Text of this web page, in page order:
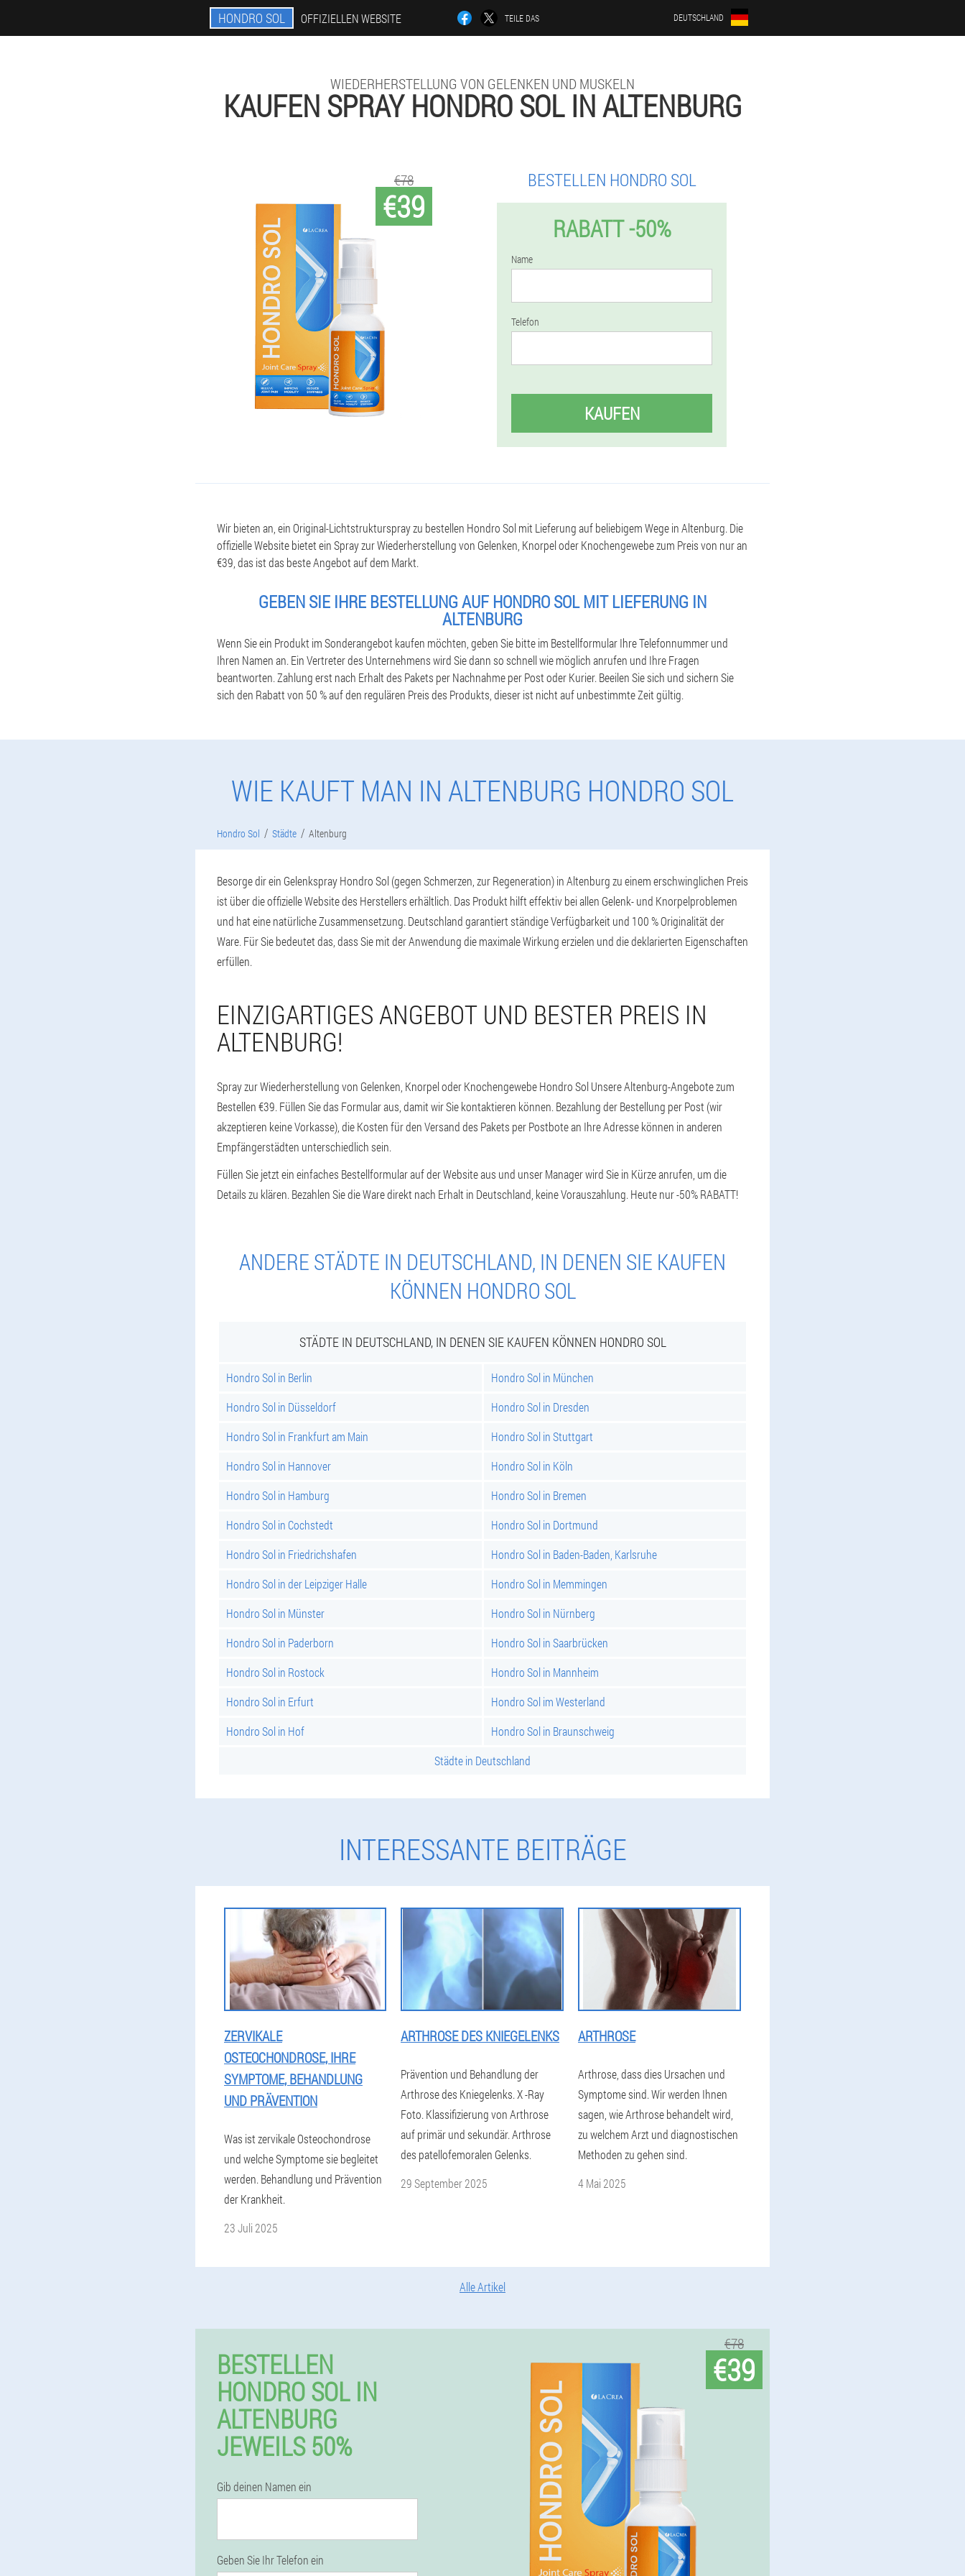
HONDRO SOL OFFIZIELLEN WEBSITE TEILE DAS DEUTSCHLAND
WIEDERHERSTELLUNG VON GELENKEN UND MUSKELN
KAUFEN SPRAY HONDRO SOL IN ALTENBURG
€39
€78 BESTELLEN HONDRO SOL
RABATT -50%
Name
Telefon
KAUFEN
Wir bieten an, ein Original-Lichtstrukturspray zu bestellen Hondro Sol mit Lieferung auf beliebigem Wege in Altenburg. Die
offizielle Website bietet ein Spray zur Wiederherstellung von Gelenken, Knorpel oder Knochengewebe zum Preis von nur an
€39, das ist das beste Angebot auf dem Markt.
GEBEN SIE IHRE BESTELLUNG AUF HONDRO SOL MIT LIEFERUNG IN
ALTENBURG
Wenn Sie ein Produkt im Sonderangebot kaufen möchten, geben Sie bitte im Bestellformular Ihre Telefonnummer und
Ihren Namen an. Ein Vertreter des Unternehmens wird Sie dann so schnell wie möglich anrufen und Ihre Fragen
beantworten. Zahlung erst nach Erhalt des Pakets per Nachnahme per Post oder Kurier. Beeilen Sie sich und sichern Sie
sich den Rabatt von 50 % auf den regulären Preis des Produkts, dieser ist nicht auf unbestimmte Zeit gültig.
WIE KAUFT MAN IN ALTENBURG HONDRO SOL
Hondro Sol Städte Altenburg
Besorge dir ein Gelenkspray Hondro Sol (gegen Schmerzen, zur Regeneration) in Altenburg zu einem erschwinglichen Preis
ist über die offizielle Website des Herstellers erhältlich. Das Produkt hilft effektiv bei allen Gelenk- und Knorpelproblemen
und hat eine natürliche Zusammensetzung. Deutschland garantiert ständige Verfügbarkeit und 100 % Originalität der
Ware. Für Sie bedeutet das, dass Sie mit der Anwendung die maximale Wirkung erzielen und die deklarierten Eigenschaften
erfüllen.
EINZIGARTIGES ANGEBOT UND BESTER PREIS IN
ALTENBURG!
Spray zur Wiederherstellung von Gelenken, Knorpel oder Knochengewebe Hondro Sol Unsere Altenburg-Angebote zum
Bestellen €39. Füllen Sie das Formular aus, damit wir Sie kontaktieren können. Bezahlung der Bestellung per Post (wir
akzeptieren keine Vorkasse), die Kosten für den Versand des Pakets per Postbote an Ihre Adresse können in anderen
Empfängerstädten unterschiedlich sein.
Füllen Sie jetzt ein einfaches Bestellformular auf der Website aus und unser Manager wird Sie in Kürze anrufen, um die
Details zu klären. Bezahlen Sie die Ware direkt nach Erhalt in Deutschland, keine Vorauszahlung. Heute nur -50% RABATT!
ANDERE STÄDTE IN DEUTSCHLAND, IN DENEN SIE KAUFEN
KÖNNEN HONDRO SOL
STÄDTE IN DEUTSCHLAND, IN DENEN SIE KAUFEN KÖNNEN HONDRO SOL
Hondro Sol in Berlin
Hondro Sol in München
Hondro Sol in Düsseldorf
Hondro Sol in Dresden
Hondro Sol in Frankfurt am Main
Hondro Sol in Stuttgart
Hondro Sol in Hannover
Hondro Sol in Köln
Hondro Sol in Hamburg
Hondro Sol in Bremen
Hondro Sol in Cochstedt
Hondro Sol in Dortmund
Hondro Sol in Friedrichshafen
Hondro Sol in Baden-Baden, Karlsruhe
Hondro Sol in der Leipziger Halle
Hondro Sol in Memmingen
Hondro Sol in Münster
Hondro Sol in Nürnberg
Hondro Sol in Paderborn
Hondro Sol in Saarbrücken
Hondro Sol in Rostock
Hondro Sol in Mannheim
Hondro Sol in Erfurt
Hondro Sol im Westerland
Hondro Sol in Hof
Hondro Sol in Braunschweig
Städte in Deutschland
INTERESSANTE BEITRÄGE
ZERVIKALE
OSTEOCHONDROSE, IHRE
SYMPTOME, BEHANDLUNG
UND PRÄVENTION
Was ist zervikale Osteochondrose
und welche Symptome sie begleitet
werden. Behandlung und Prävention
der Krankheit.
23 Juli 2025
ARTHROSE DES KNIEGELENKS
Prävention und Behandlung der
Arthrose des Kniegelenks. X -Ray
Foto. Klassifizierung von Arthrose
auf primär und sekundär. Arthrose
des patellofemoralen Gelenks.
29 September 2025
ARTHROSE
Arthrose, dass dies Ursachen und
Symptome sind. Wir werden Ihnen
sagen, wie Arthrose behandelt wird,
zu welchem ​​Arzt und diagnostischen
Methoden zu gehen sind.
4 Mai 2025
Alle Artikel
BESTELLEN
HONDRO SOL IN
ALTENBURG
JEWEILS 50%
Gib deinen Namen ein
Geben Sie Ihr Telefon ein
€78
€39